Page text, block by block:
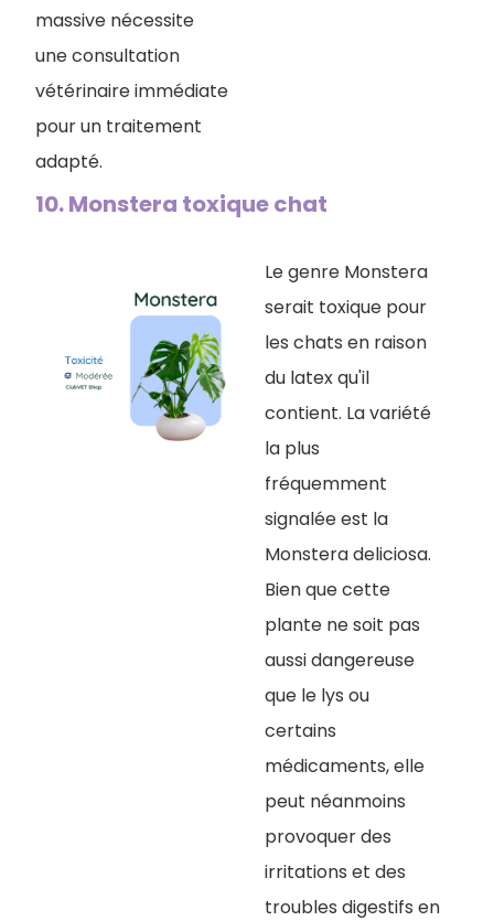
massive nécessite
une consultation
vétérinaire immédiate
pour un traitement
adapté.
10. Monstera toxique chat
Le genre Monstera
serait toxique pour
les chats en raison
du latex qu'il
contient. La variété
la plus
fréquemment
signalée est la
Monstera deliciosa.
Bien que cette
plante ne soit pas
aussi dangereuse
que le lys ou
certains
médicaments, elle
peut néanmoins
provoquer des
irritations et des
troubles digestifs en